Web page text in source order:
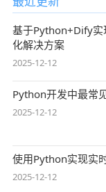
基于Python+Dify实
化解决方案
2025-12-12
Python开发中最常
2025-12-12
使用Python实现实
2025-12-12